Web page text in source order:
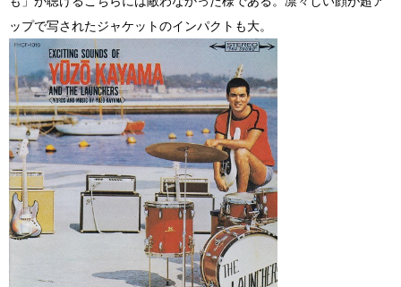
ップで写されたジャケットのインパクトも大。